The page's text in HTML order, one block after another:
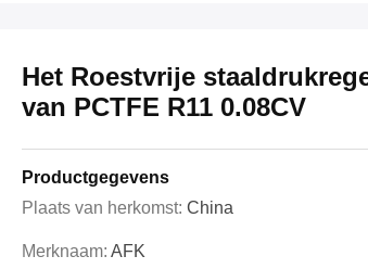
Het Roestvrije
van PCTFE R11 0.08CV
Productgegevens
Plaats van herkomst: China
Merknaam: AFK